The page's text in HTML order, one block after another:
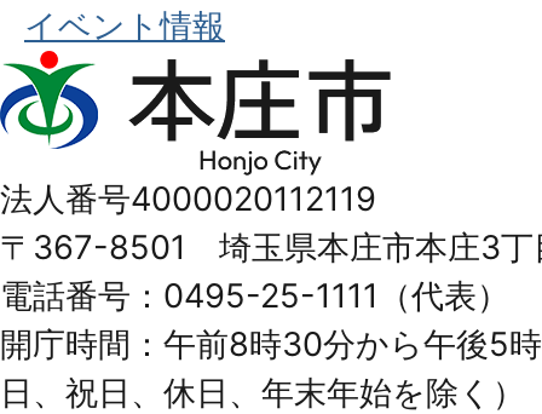
イベント情報
本
庄
Honjo
City
法人番号4000020112119
〒367-8501 埼玉県本庄市本庄3丁
電話番号：0495-25-1111（代表）
開庁時間：午前8時30分から午後5
日、祝日、休日、年末年始を除く）